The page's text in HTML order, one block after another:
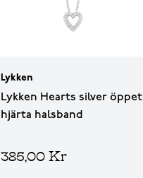
Lykken
Lykken Hearts silver öppet
hjärta halsband
385,00 Kr